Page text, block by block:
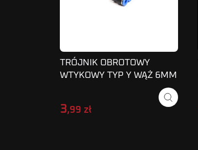
TRÓJNIK OBROTOWY
WTYKOWY TYP Y WĄŻ 6MM
3,99 zł